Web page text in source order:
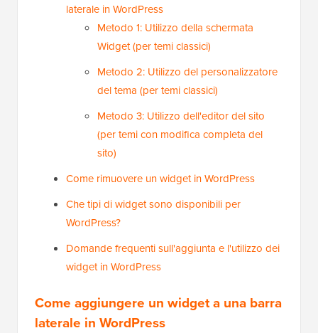
laterale in WordPress
Metodo 1: Utilizzo della schermata
Widget (per temi classici)
Metodo 2: Utilizzo del personalizzatore
del tema (per temi classici)
Metodo 3: Utilizzo dell'editor del sito
(per temi con modifica completa del
sito)
Come rimuovere un widget in WordPress
Che tipi di widget sono disponibili per
WordPress?
Domande frequenti sull'aggiunta e l'utilizzo dei
widget in WordPress
Come aggiungere un widget a una barra
laterale in WordPress